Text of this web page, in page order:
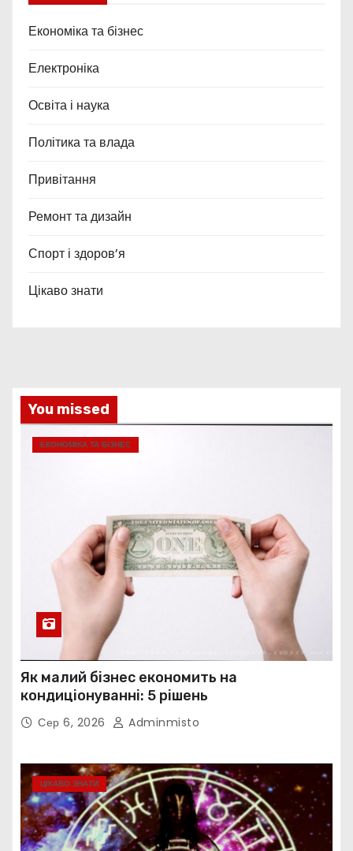
Економіка та бізнес
Електроніка
Освіта і наука
Політика та влада
Привітання
Ремонт та дизайн
Спорт і здоров’я
Цікаво знати
You missed
ЕКОНОМІКА ТА БІЗНЕС
Як малий бізнес економить на
кондиціонуванні: 5 рішень
Сер 6, 2026 Adminmisto
ЦІКАВО ЗНАТИ